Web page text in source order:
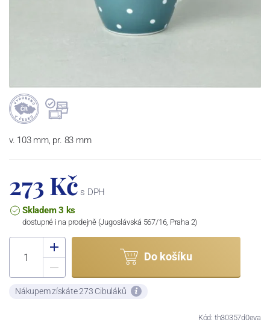
v. 103 mm, pr. 83 mm
273 Kč s DPH
Skladem 3 ks
dostupné i na prodejně (Jugoslávská 567/16, Praha 2)
Do košíku
Nákupem získáte 273 Cibuláků
Kód: th30357d0eva